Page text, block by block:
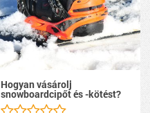
Hogyan vásárolj
snowboardcipőt és -kötést?